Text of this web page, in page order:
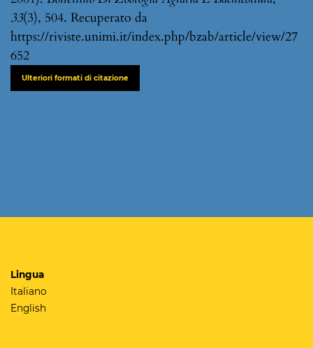
33(3), 504. Recuperato da
https://riviste.unimi.it/index.php/bzab/article/view/27
652
Ulteriori formati di citazione
Lingua
Italiano
English